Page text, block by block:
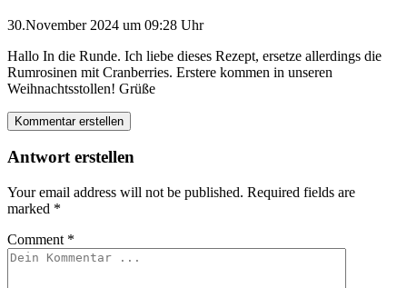
30.November 2024 um 09:28 Uhr
Hallo In die Runde. Ich liebe dieses Rezept, ersetze allerdings die
Rumrosinen mit Cranberries. Erstere kommen in unseren
Weihnachtsstollen! Grüße
Kommentar erstellen
Antwort erstellen
Your email address will not be published. Required fields are
marked *
Comment *